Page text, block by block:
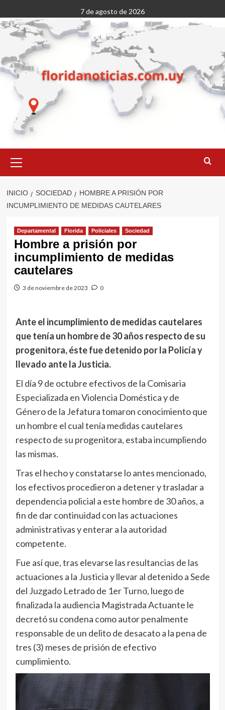
al
contenido
7 de agosto de 2026
primario
INICIO SOCIEDAD
HOMBRE A PRISIÓN POR
INCUMPLIMIENTO DE MEDIDAS CAUTELARES
Departamental Florida Policiales Sociedad
Hombre a prisión por
incumplimiento de medidas
cautelares
3 de noviembre de 2023 0
Ante el incumplimiento de medidas cautelares
que tenía un hombre de 30 años respecto de su
progenitora, éste fue detenido por la Policía y
llevado ante la Justicia.
El día 9 de octubre efectivos de la Comisaria
Especializada en Violencia Doméstica y de
Género de la Jefatura tomaron conocimiento que
un hombre el cual tenía medidas cautelares
respecto de su progenitora, estaba incumpliendo
las mismas.
Tras el hecho y constatarse lo antes mencionado,
los efectivos procedieron a detener y trasladar a
dependencia policial a este hombre de 30 años, a
fin de dar continuidad con las actuaciones
administrativas y enterar a la autoridad
competente.
Fue así que, tras elevarse las resultancias de las
actuaciones a la Justicia y llevar al detenido a Sede
del Juzgado Letrado de 1er Turno, luego de
finalizada la audiencia Magistrada Actuante le
decretó su condena como autor penalmente
responsable de un delito de desacato a la pena de
tres (3) meses de prisión de efectivo
cumplimiento.